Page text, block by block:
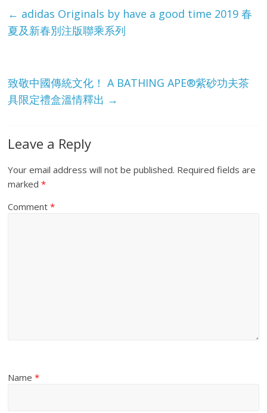
e
← adidas Originals by have a good time 2019 春
夏及新春別注版聯乘系列
致敬中國傳統文化！ A BATHING APE®紫砂功夫茶
具限定禮盒溫情釋出 →
Leave a Reply
Your email address will not be published. Required fields are
marked*
Comment*
Name*